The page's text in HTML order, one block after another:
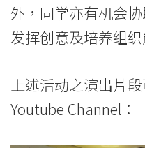
外，同学亦有机会
发挥创意及培养组织
上述活动之演出片
Youtube Channel：